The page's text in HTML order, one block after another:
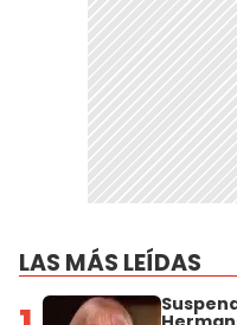
LAS MÁS LEÍDAS